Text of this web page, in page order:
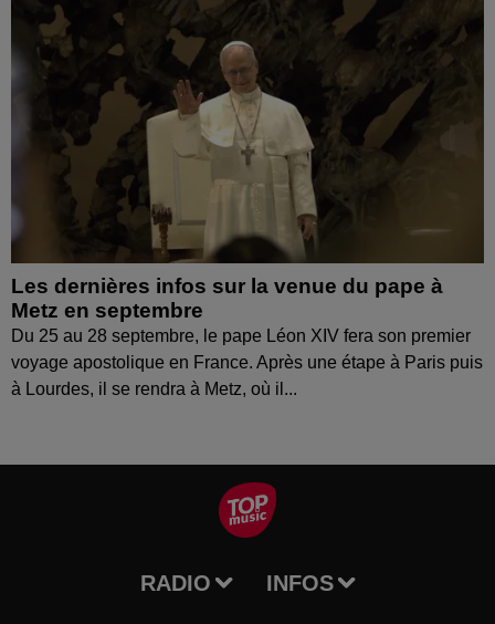
Les dernières infos sur la venue du pape à
Metz en septembre
Du 25 au 28 septembre, le pape Léon XIV fera son premier
voyage apostolique en France. Après une étape à Paris puis
à Lourdes, il se rendra à Metz, où il...
RADIO INFOS